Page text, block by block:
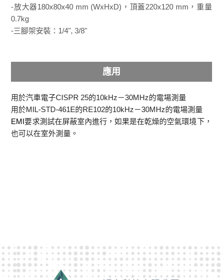
-放大器180x80x40 mm (WxHxD)，頂蓋220x120 mm，重量
0.7kg
-三腳架安裝：1/4", 3/8"
應用
用於汽車電子CISPR 25的10kHz－30MHz的電場測量
用於MIL-STD-461E的RE102的10kHz－30MHz的電場測量
EMI要求測試在屏蔽室內進行，如果是在乾燥的空氣環境下，
也可以在室外測量。